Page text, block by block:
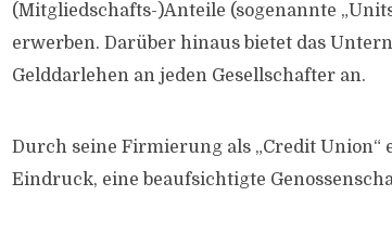
(Mitgliedschafts-)Anteile (sogenannte
erwerben. Darüber hinaus bietet das
Gelddarlehen an jeden Gesellschafter an.
Durch seine Firmierung als „Credit
Eindruck, eine beaufsichtigte